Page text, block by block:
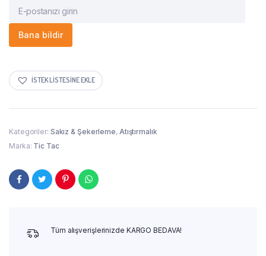
Bana bildir
İSTEK LISTESINE EKLE
Kategoriler: Sakız & Şekerleme, Atıştırmalık
Marka: Tic Tac
Tüm alışverişlerinizde KARGO BEDAVA!